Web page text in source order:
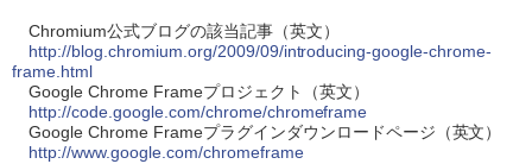
Chromium公式ブログの該当記事（英文）
http://blog.chromium.org/2009/09/introducing-google-chrome-
frame.html
Google Chrome Frameプロジェクト（英文）
http://code.google.com/chrome/chromeframe
Google Chrome Frameプラグインダウンロードページ（英文）
http://www.google.com/chromeframe